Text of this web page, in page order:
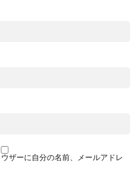
ザーに自分の名前、メールアドレ